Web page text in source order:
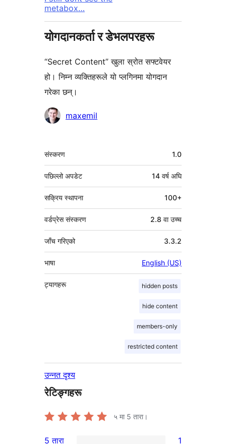
metabox…
योगदानकर्ता र डेभलपरहरू
“Secret Content” खुला स्रोत सफ्टवेयर
हो। निम्न व्यक्तिहरूले यो प्लगिनमा योगदान
गरेका छन्।
योगदानकर्ताहरू
maxemil
मेटा
संस्करण 1.0
पछिल्लो अपडेट 14 वर्ष अघि
सक्रिय स्थापना 100+
वर्डप्रेस संस्करण 2.8 वा उच्च
जाँच गरिएको 3.3.2
भाषा English (US)
ट्यागहरू hidden posts
hide content
members-only
restricted content
उन्नत दृश्य
रेटिङ्गहरू
५ मा 5 तारा।
5 तारा 1